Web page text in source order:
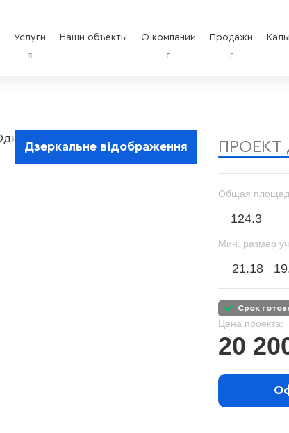
Услуги Наши объекты О компании Продажи
Дзеркальне відображення
Общая
124.3
Мин. размер
21.18
срок
Цена проекта:
20